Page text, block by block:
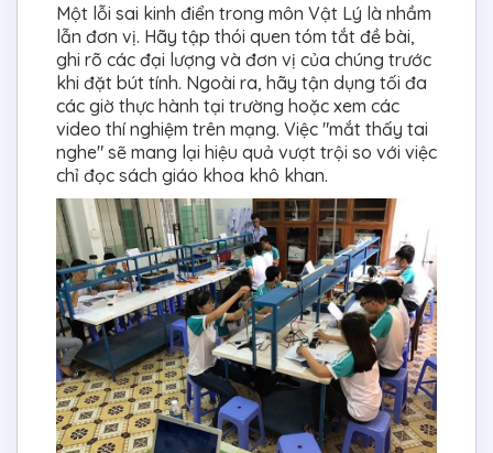
Một lỗi sai kinh điển trong môn Vật Lý là nhầm
lẫn đơn vị. Hãy tập thói quen tóm tắt đề bài,
ghi rõ các đại lượng và đơn vị của chúng trước
khi đặt bút tính. Ngoài ra, hãy tận dụng tối đa
các giờ thực hành tại trường hoặc xem các
video thí nghiệm trên mạng. Việc "mắt thấy tai
nghe" sẽ mang lại hiệu quả vượt trội so với việc
chỉ đọc sách giáo khoa khô khan.